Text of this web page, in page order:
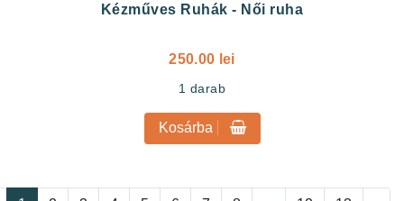
Kézműves Ruhák - Női ruha
250.00 lei
1 darab
Kosárba